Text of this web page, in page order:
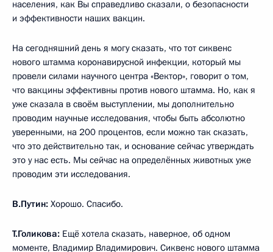
населения, как Вы справедливо сказали, о безопасности
и эффективности наших вакцин.
На сегодняшний день я могу сказать, что тот сиквенс
нового штамма коронавирусной инфекции, который мы
провели силами научного центра «Вектор», говорит о том,
что вакцины эффективны против нового штамма. Но, как я
уже сказала в своём выступлении, мы дополнительно
проводим научные исследования, чтобы быть абсолютно
уверенными, на 200 процентов, если можно так сказать,
что это действительно так, и основание сейчас утверждать
это у нас есть. Мы сейчас на определённых животных уже
проводим эти исследования.
В.Путин: Хорошо. Спасибо.
Т.Голикова: Ещё хотела сказать, наверное, об одном
моменте, Владимир Владимирович. Сиквенс нового штамма